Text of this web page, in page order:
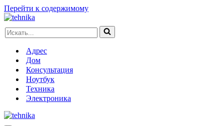
Перейти к содержимому
Искать...
Адрес
Дом
Консультация
Ноутбук
Техника
Электроника